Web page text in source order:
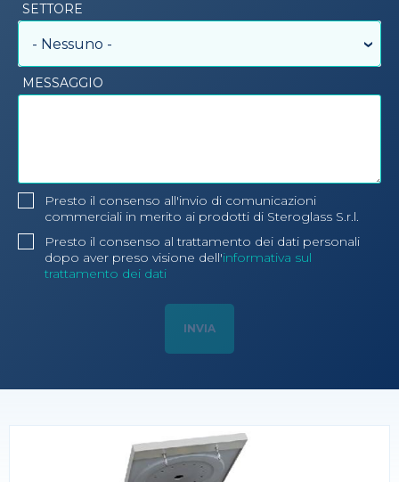
SETTORE
- Nessuno -
MESSAGGIO
Presto il consenso all'invio di comunicazioni
commerciali in merito ai prodotti di Steroglass S.r.l.
Presto il consenso al trattamento dei dati personali
dopo aver preso visione dell'informativa sul
trattamento dei dati